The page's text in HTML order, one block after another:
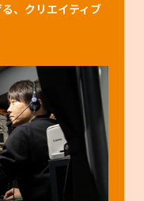
、クリエイティブ